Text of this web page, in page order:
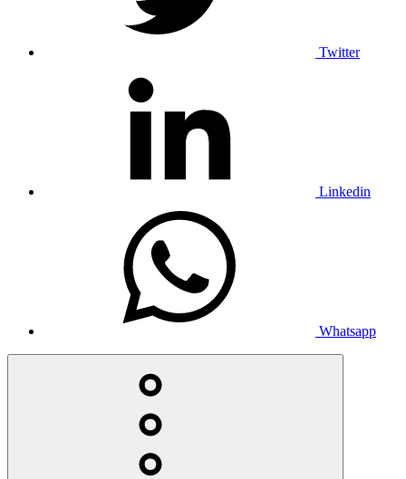
Twitter
Linkedin
Whatsapp